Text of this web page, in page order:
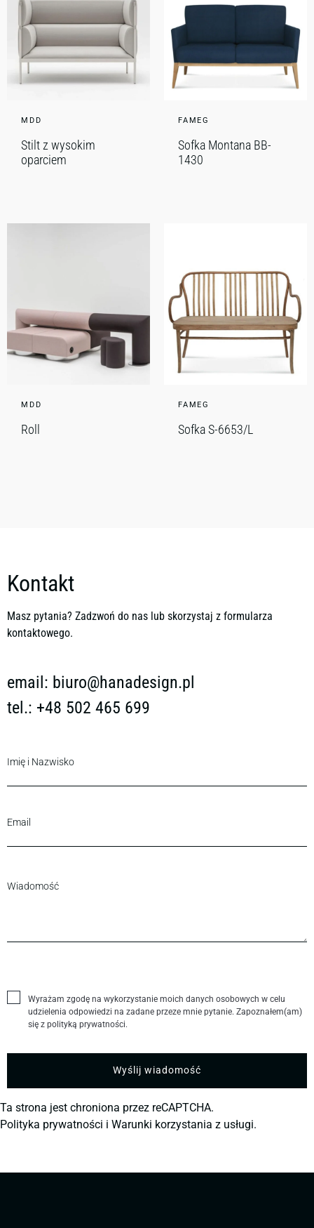
MDD
Stilt z wysokim
oparciem
FAMEG
Sofka Montana BB-
1430
MDD
Roll
FAMEG
Sofka S-6653/L
Kontakt
Masz pytania? Zadzwoń do nas lub skorzystaj z formularza
kontaktowego.
email: biuro@hanadesign.pl
tel.: +48 502 465 699
Wyrażam zgodę na wykorzystanie moich danych osobowych w celu
udzielenia odpowiedzi na zadane przeze mnie pytanie. Zapoznałem(am)
się z polityką prywatności.
Ta strona jest chroniona przez reCAPTCHA.
Polityka prywatności i Warunki korzystania z usługi.